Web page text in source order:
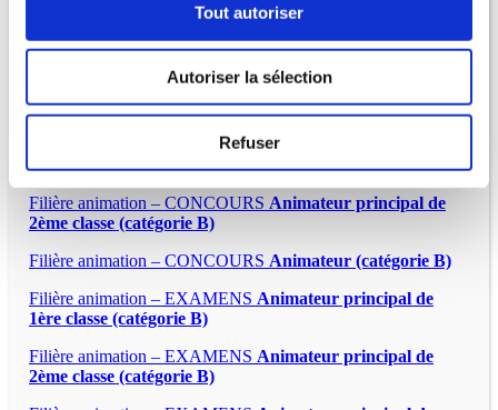
Tout autoriser
Autoriser la sélection
Refuser
Filière animation – CONCOURSAdjoint d’animation
principal de 2ème classe (catégorie C)
Filière animation – EXAMENSAdjoint d’animation
principal de 2ème classe (catégorie C)
Filière animation – CONCOURS Animateur principal de
2ème classe (catégorie B)
Filière animation – CONCOURS Animateur (catégorie B)
Filière animation – EXAMENS Animateur principal de
1ère classe (catégorie B)
Filière animation – EXAMENS Animateur principal de
2ème classe (catégorie B)